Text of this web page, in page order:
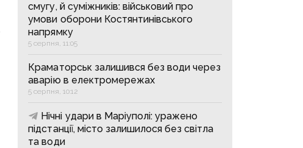
смугу, й суміжників: військовий про
умови оборони Костянтинівського
напрямку
5 серпня, 11:05
Краматорськ залишився без води через
аварію в електромережах
5 серпня, 10:12
Нічні удари в Маріуполі: уражено
підстанції, місто залишилося без світла
та води